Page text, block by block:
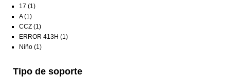
17 (1)
A (1)
CCZ (1)
ERROR 413H (1)
Niño (1)
Tipo de soporte